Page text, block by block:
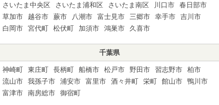
さいたま中央区
さいたま浦和区 さいたま南区 川口市
春日部市
草加市
越谷市 蕨市 八潮市 富士見市 三郷市 幸手市
吉川市
白岡市
宮代町 松伏町 加須市 鴻巣市 久喜市
千葉県
神崎町 東庄町 長柄町 船橋市 松戸市 野田市 習志野市
柏市
流山市
我孫子市 浦安市 富里市 酒々井町 栄町 館山市
鴨川市
富津市
南房総市 御宿町